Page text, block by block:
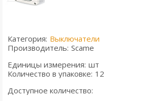
Категория: Выключатели
Производитель: Scame
Единицы измерения: шт
Количество в упаковке: 12
Доступное количество: